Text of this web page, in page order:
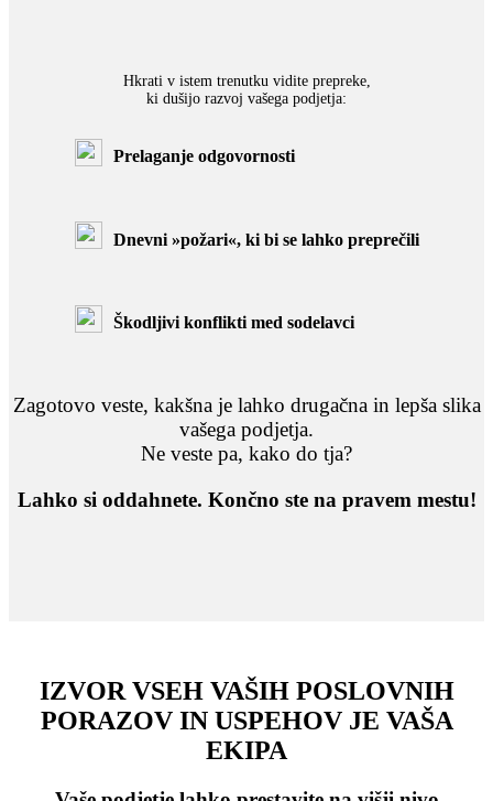
Hkrati v istem trenutku vidite prepreke,
ki dušijo razvoj vašega podjetja:
Prelaganje odgovornosti
Dnevni »požari«, ki bi se lahko preprečili
Škodljivi konflikti med sodelavci
Zagotovo veste, kakšna je lahko drugačna in lepša slika
vašega podjetja.
Ne veste pa, kako do tja?
Lahko si oddahnete. Končno ste na pravem mestu!
IZVOR VSEH VAŠIH POSLOVNIH
PORAZOV IN USPEHOV JE VAŠA
EKIPA